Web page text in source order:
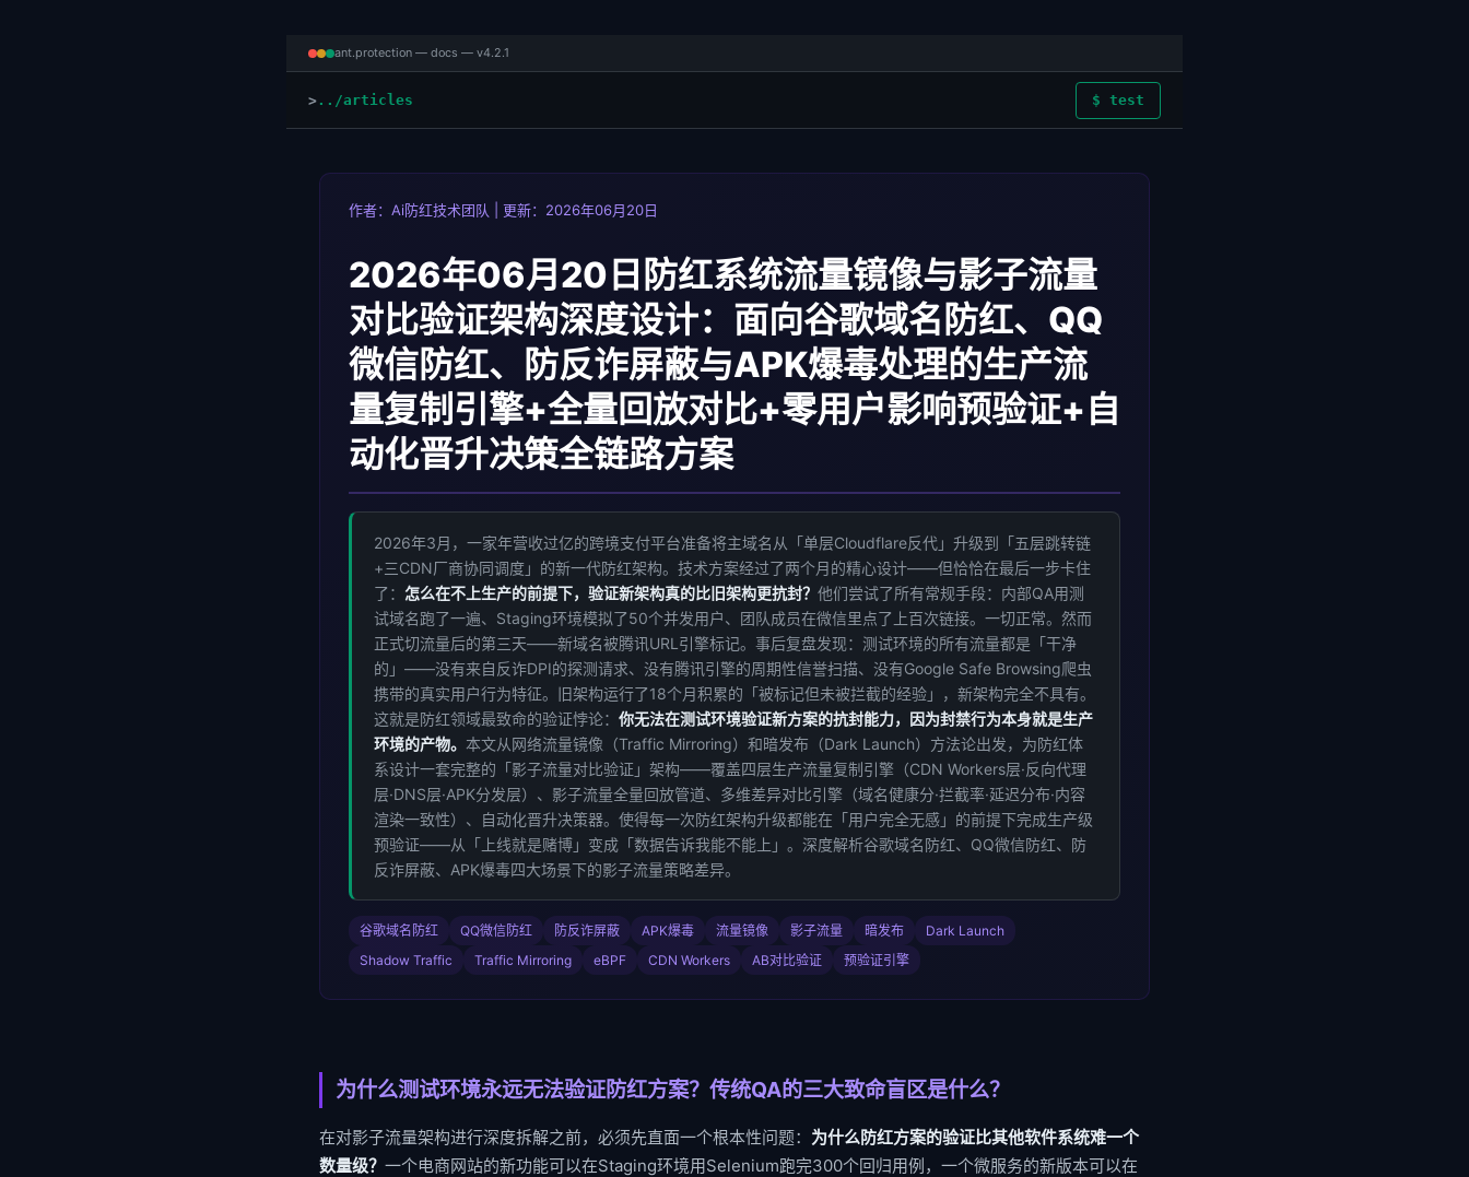
ant.protection — docs — v4.2.1
../articles $ test
作者：Ai防红技术团队 | 更新：2026年06月20日
2026年06月20日防红系统流量镜像与影子流量
对比验证架构深度设计：面向谷歌域名防红、QQ
微信防红、防反诈屏蔽与APK爆毒处理的生产流
量复制引擎+全量回放对比+零用户影响预验证+自
动化晋升决策全链路方案
2026年3月，一家年营收过亿的跨境支付平台准备将主域名从「单层Cloudflare反代」升级到「五层跳转链
+三CDN厂商协同调度」的新一代防红架构。技术方案经过了两个月的精心设计——但恰恰在最后一步卡住
了： 怎么在不上生产的前提下，验证新架构真的比旧架构更抗封？ 他们尝试了所有常规手段：内部QA用测
试域名跑了一遍、Staging环境模拟了50个并发用户、团队成员在微信里点了上百次链接。一切正常。然而
正式切流量后的第三天——新域名被腾讯URL引擎标记。事后复盘发现：测试环境的所有流量都是「干净
的」——没有来自反诈DPI的探测请求、没有腾讯引擎的周期性信誉扫描、没有Google Safe Browsing爬虫
携带的真实用户行为特征。旧架构运行了18个月积累的「被标记但未被拦截的经验」，新架构完全不具有。
这就是防红领域最致命的验证悖论： 你无法在测试环境验证新方案的抗封能力，因为封禁行为本身就是生产
环境的产物。 本文从网络流量镜像（Traffic Mirroring）和暗发布（Dark Launch）方法论出发，为防红体
系设计一套完整的「影子流量对比验证」架构——覆盖四层生产流量复制引擎（CDN Workers层·反向代理
层·DNS层·APK分发层）、影子流量全量回放管道、多维差异对比引擎（域名健康分·拦截率·延迟分布·内容
渲染一致性）、自动化晋升决策器。使得每一次防红架构升级都能在「用户完全无感」的前提下完成生产级
预验证——从「上线就是赌博」变成「数据告诉我能不能上」。深度解析谷歌域名防红、QQ微信防红、防
反诈屏蔽、APK爆毒四大场景下的影子流量策略差异。
谷歌域名防红 QQ微信防红 防反诈屏蔽 APK爆毒 流量镜像 影子流量 暗发布
Dark Launch
Shadow Traffic
Traffic Mirroring eBPF CDN Workers AB对比验证 预验证引擎
为什么测试环境永远无法验证防红方案？传统QA的三大致命盲区是什么？
在对影子流量架构进行深度拆解之前，必须先直面一个根本性问题： 为什么防红方案的验证比其他软件系统难一个
数量级？ 一个电商网站的新功能可以在Staging环境用Selenium跑完300个回归用例，一个微服务的新版本可以在